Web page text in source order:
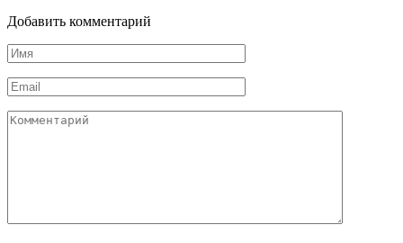
Добавить комментарий
Имя
*
Email
*
Комментарий